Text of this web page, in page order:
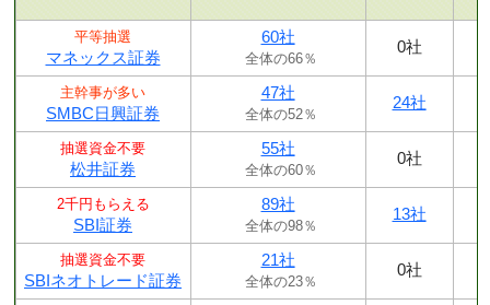
平等抽選
マネックス証券
60社
全体の66％
0社
主幹事が多い
SMBC日興証券
47社
全体の52％
24社
抽選資金不要
松井証券
55社
全体の60％
0社
2千円もらえる
SBI証券
89社
全体の98％
13社
抽選資金不要
SBIネオトレード証券
21社
全体の23％
0社